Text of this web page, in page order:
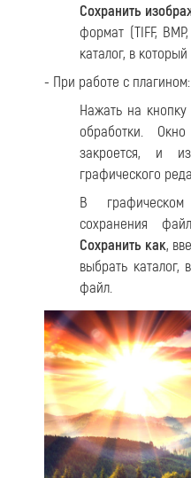
Сохранить
формат (TIFF,
каталог, в
- При работе с плагином:
Нажать на кнопку
обработки.
закроется, и
графического
В
сохранения
Сохранить как,
выбрать каталог,
файл.